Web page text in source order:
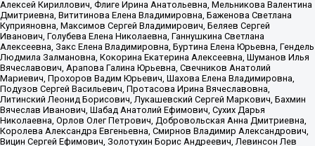
Алексей Кириллович, Флиге Ирина Анатольевна, Мельникова Валентина
Дмитриевна, Вититинова Елена Владимировна, Баженова Светлана
Куприяновна, Максимов Сергей Владимирович, Беляев Сергей
Иванович, Голубева Елена Николаевна, Ганнушкина Светлана
Алексеевна, Закс Елена Владимировна, Буртина Елена Юрьевна, Гендель
Людмила Залмановна, Кокорина Екатерина Алексеевна, Шуманов Илья
Вячеславович, Арапова Галина Юрьевна, Свечников Анатолий
Мариевич, Прохоров Вадим Юрьевич, Шахова Елена Владимировна,
Подузов Сергей Васильевич, Протасова Ирина Вячеславовна,
Литинский Леонид Борисович, Лукашевский Сергей Маркович, Бахмин
Вячеслав Иванович, Шабад Анатолий Ефимович, Сухих Дарья
Николаевна, Орлов Олег Петрович, Добровольская Анна Дмитриевна,
Королева Александра Евгеньевна, Смирнов Владимир Александрович,
Вицин Сергей Ефимович, Золотухин Борис Андреевич, Левинсон Лев